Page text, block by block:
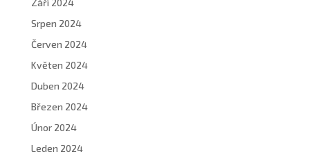
Srpen 2024
Červen 2024
Květen 2024
Duben 2024
Březen 2024
Únor 2024
Leden 2024